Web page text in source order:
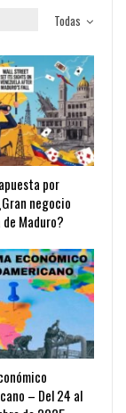
Todas
por
negocio
Maduro?
– Del 24 al